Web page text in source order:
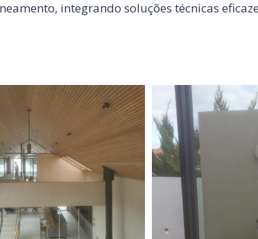
integrando soluções técnicas